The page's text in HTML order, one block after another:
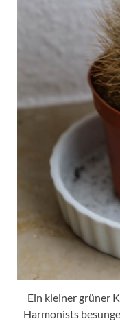
Ein kleiner grüner
Harmonists